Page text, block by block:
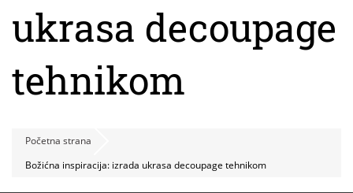
ukrasa decoupage
tehnikom
Početna strana
Božićna inspiracija: izrada ukrasa decoupage tehnikom